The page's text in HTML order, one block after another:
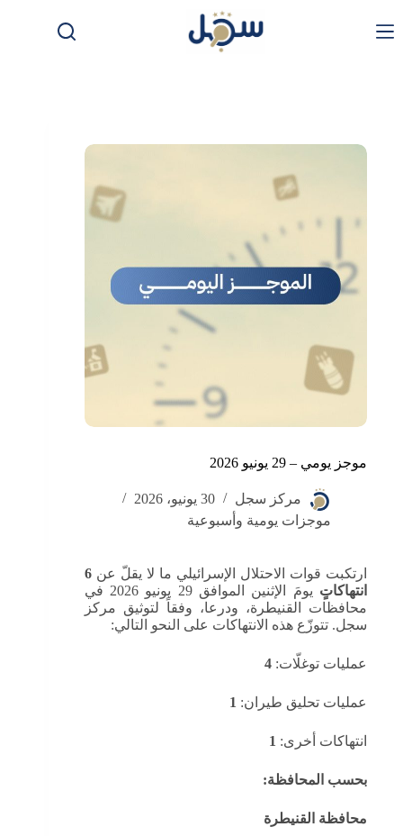
إلى
المحتوى
موجز يومي – 29 يونيو 2026
مركز سجل
30 يونيو، 2026
موجزات يومية وأسبوعية
ارتكبت قوات الاحتلال الإسرائيلي ما لا يقلّ عن6
انتهاكاتٍ
يومَ الإثنين الموافق 29 يونيو 2026 في
محافظات القنيطرة، ودرعا، وفقاً لتوثيق مركز
سجل. تتوزّع هذه الانتهاكات على النحو التالي:
عمليات توغلّات: 4
عمليات تحليق طيران: 1
انتهاكات أخرى: 1
بحسب المحافظة:
محافظة القنيطرة